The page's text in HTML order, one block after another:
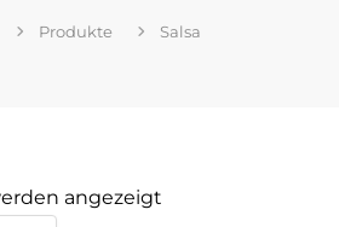
Produkte Salsa
angezeigt